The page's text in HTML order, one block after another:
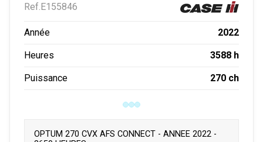
OPTUM 270 CVX AFS CONNECT - ANNEE 2022 -
Ref. E155846
Année 2022
Heures 3588 h
Puissance 270 ch